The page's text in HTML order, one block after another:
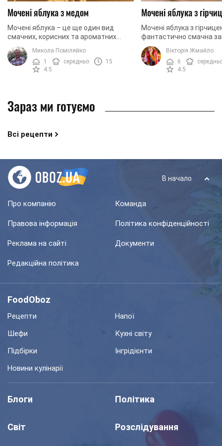
Мочені яблука з медом
Мочені яблука – це ще один вид
смачних, корисних та ароматних
заготовок на зиму. Найбільше нам
підійдуть яблука сорту «Білий налив».
Використавши 5-6 ...
Микола Поміляйко
1
середньо
15
4.5
Мочені яблука з
Мочені яблука з
фантастично смачна
вирізняється своїм
виглядом,
а також надзвичайно ...
Вікторія Жмайло
6
4.5
Зараз ми готуємо
Всі рецепти
В начало
Про компанію Команда
Правова інформація Політика конфіденційності
Реклама на сайті Документи
Редакційна політика
FoodOboz
Рецепти
Напої
Шефи
Кухні світу
Підбірки
Інгрідієнти
Новини кулінарії
Блоги Політика
Світ Розслідування